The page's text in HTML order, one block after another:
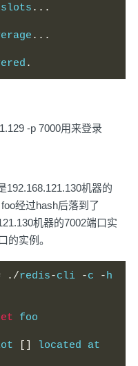
slots ...
...
.
-p 7000用来登录
192.168.121.130机器的
经过hash后落到了
机器的7002端口实
的实例。
./redis-cli -c -
foo